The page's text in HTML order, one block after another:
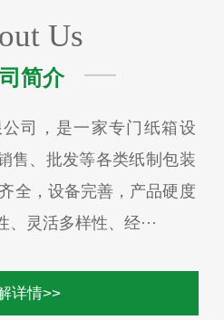
Us
简介
，是一家专门纸箱设
售、批发等各类纸制包装
全，设备完善，产品硬度
灵活多样性、经···
详情>>